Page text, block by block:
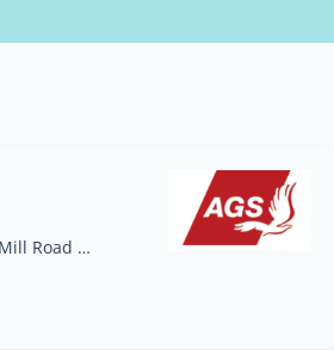
Unit 1 - Trade City Business Park - Cowley Mill Road Uxbridge, Middlesex UB8 2DB, Londra, Inghilterra